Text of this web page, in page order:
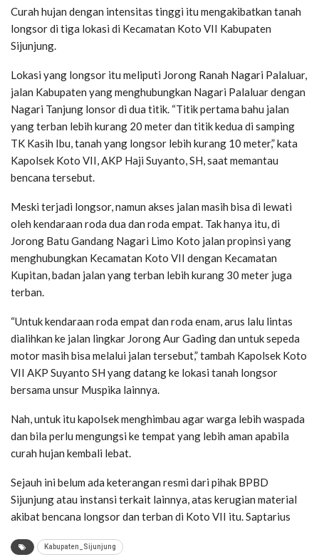
Curah hujan dengan intensitas tinggi itu mengakibatkan tanah
longsor di tiga lokasi di Kecamatan Koto VII Kabupaten
Sijunjung.
Lokasi yang longsor itu meliputi Jorong Ranah Nagari Palaluar,
jalan Kabupaten yang menghubungkan Nagari Palaluar dengan
Nagari Tanjung lonsor di dua titik. “Titik pertama bahu jalan
yang terban lebih kurang 20 meter dan titik kedua di samping
TK Kasih Ibu, tanah yang longsor lebih kurang 10 meter,” kata
Kapolsek Koto VII, AKP Haji Suyanto, SH, saat memantau
bencana tersebut.
Meski terjadi longsor, namun akses jalan masih bisa di lewati
oleh kendaraan roda dua dan roda empat. Tak hanya itu, di
Jorong Batu Gandang Nagari Limo Koto jalan propinsi yang
menghubungkan Kecamatan Koto VII dengan Kecamatan
Kupitan, badan jalan yang terban lebih kurang 30 meter juga
terban.
“Untuk kendaraan roda empat dan roda enam, arus lalu lintas
dialihkan ke jalan lingkar Jorong Aur Gading dan untuk sepeda
motor masih bisa melalui jalan tersebut,” tambah Kapolsek Koto
VII AKP Suyanto SH yang datang ke lokasi tanah longsor
bersama unsur Muspika lainnya.
Nah, untuk itu kapolsek menghimbau agar warga lebih waspada
dan bila perlu mengungsi ke tempat yang lebih aman apabila
curah hujan kembali lebat.
Sejauh ini belum ada keterangan resmi dari pihak BPBD
Sijunjung atau instansi terkait lainnya, atas kerugian material
akibat bencana longsor dan terban di Koto VII itu. Saptarius
Kabupaten_Sijunjung